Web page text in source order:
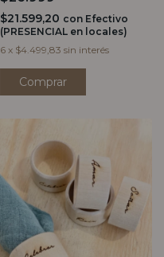
$21.599,20 con Efectivo
(PRESENCIAL en locales)
6 x $4.499,83 sin interés